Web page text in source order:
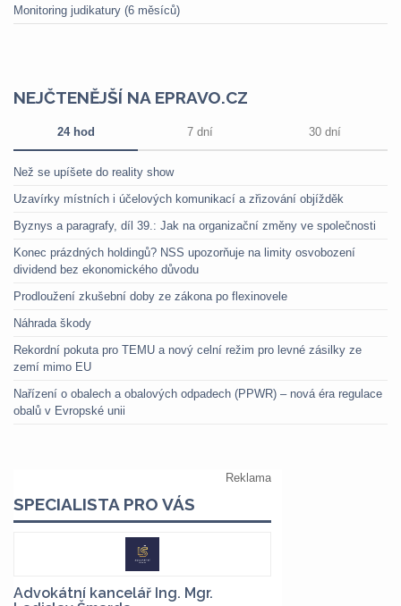
Monitoring judikatury (6 měsíců)
NEJČTENĚJŠÍ NA EPRAVO.CZ
24 hod 7 dní 30 dní
Než se upíšete do reality show
Uzavírky místních i účelových komunikací a zřizování objížděk
Byznys a paragrafy, díl 39.: Jak na organizační změny ve společnosti
Konec prázdných holdingů? NSS upozorňuje na limity osvobození
dividend bez ekonomického důvodu
Prodloužení zkušební doby ze zákona po flexinovele
Náhrada škody
Rekordní pokuta pro TEMU a nový celní režim pro levné zásilky ze
zemí mimo EU
Nařízení o obalech a obalových odpadech (PPWR) – nová éra regulace
obalů v Evropské unii